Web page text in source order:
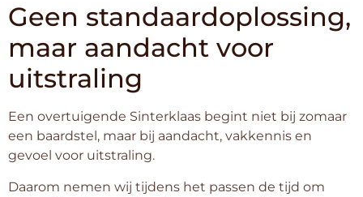
Geen standaardoplossing,
maar aandacht voor
uitstraling
Een overtuigende Sinterklaas begint niet bij zomaar
een baardstel, maar bij aandacht, vakkennis en
gevoel voor uitstraling.
Daarom nemen wij tijdens het passen de tijd om